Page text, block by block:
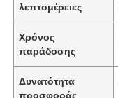
λεπτομέρειες
Χρόνος
παράδοσης
Δυνατότητα
προσφοράς